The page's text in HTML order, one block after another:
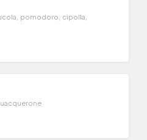
pomodoro, cipolla,